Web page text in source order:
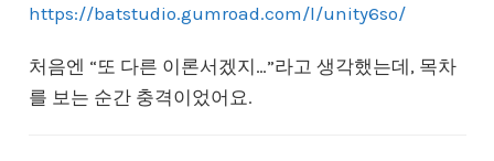
https://batstudio.gumroad.com/l/unity6so/
처음엔 “또 다른 이론서겠지…”라고 생각했는데, 목차
를 보는 순간 충격이었어요.